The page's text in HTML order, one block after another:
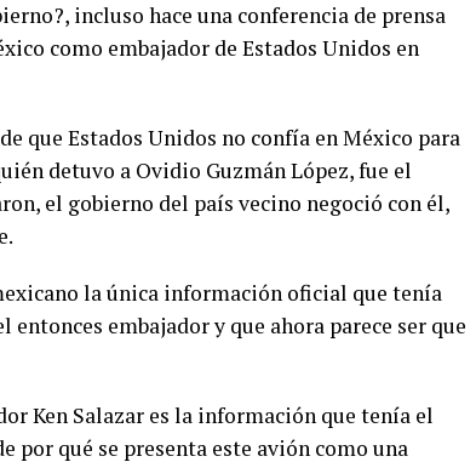
incluso hace una conferencia de prensa
como embajador de Estados Unidos en
que Estados Unidos no confía en México para
detuvo a Ovidio Guzmán López, fue el
el gobierno del país vecino negoció con él,
la única información oficial que tenía
entonces embajador y que ahora parece ser que
Ken Salazar es la información que tenía el
por qué se presenta este avión como una